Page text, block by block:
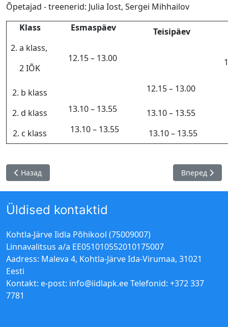
Õpetajad - treenerid: Julia Iost, Sergei Mihhailov
Klass
Esmaspäev Teisipäev
2. a klass,
2 IÕK
12.15 – 13.00
2. b klass 12.15 – 13.00
2. d klass 13.10 – 13.55
13.10 – 13.55
2. c klass
13.10 – 13.55 13.10 – 13.55
Предыдущий: Nutiseadmete kasutamine
Назад Следующий:
Вперед
Üldised kontaktid
Kohtla-Järve Iidla Põhikool (75009007)
Linnavalitsus a/a EE051010552010175007
Aadress: Maleva 4, Kohtla-Järve Ida-Virumaa, 31021
Eesti
Kontakt: e-post: info@iidlapk.eeTelefonid: +372 337
7781